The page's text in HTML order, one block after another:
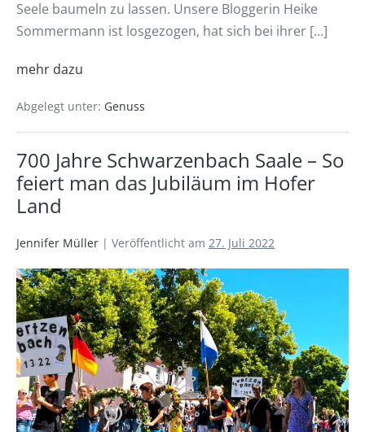
Seele baumeln zu lassen. Unsere Bloggerin Heike
Sommermann ist losgezogen, hat sich bei ihrer […]
mehr dazu
Abgelegt unter: Genuss
700 Jahre Schwarzenbach Saale – So
feiert man das Jubiläum im Hofer
Land
Jennifer Müller | Veröffentlicht am 27. Juli 2022